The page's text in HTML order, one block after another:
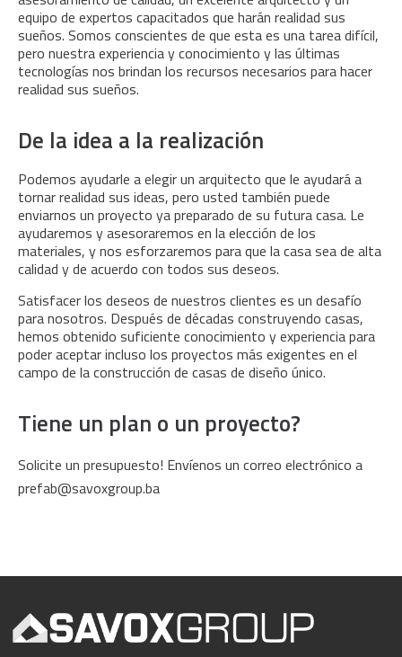
equipo de expertos capacitados que harán realidad sus
sueños. Somos conscientes de que esta es una tarea difícil,
pero nuestra experiencia y conocimiento y las últimas
tecnologías nos brindan los recursos necesarios para hacer
realidad sus sueños.
De la idea a la realización
Podemos ayudarle a elegir un arquitecto que le ayudará a
tornar realidad sus ideas, pero usted también puede
enviarnos un proyecto ya preparado de su futura casa. Le
ayudaremos y asesoraremos en la elección de los
materiales, y nos esforzaremos para que la casa sea de alta
calidad y de acuerdo con todos sus deseos.
Satisfacer los deseos de nuestros clientes es un desafío
para nosotros. Después de décadas construyendo casas,
hemos obtenido suficiente conocimiento y experiencia para
poder aceptar incluso los proyectos más exigentes en el
campo de la construcción de casas de diseño único.
Tiene un plan o un proyecto?
Solicite un presupuesto! Envíenos un correo electrónico a
prefab@savoxgroup.ba